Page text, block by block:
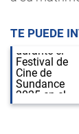
TE PUEDE